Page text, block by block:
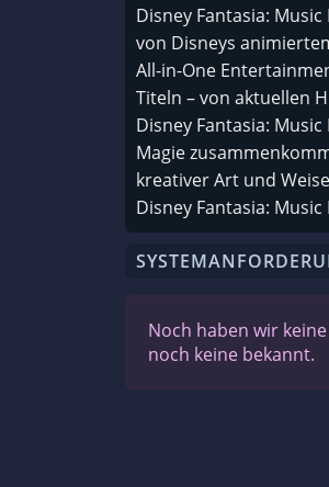
Disney Fantasia:
von Disneys
All-in-One
Titeln – von aktuellen
Disney Fantasia:
Magie
kreativer Art und
Disney Fantasia:
Noch haben wir
noch keine bekannt.